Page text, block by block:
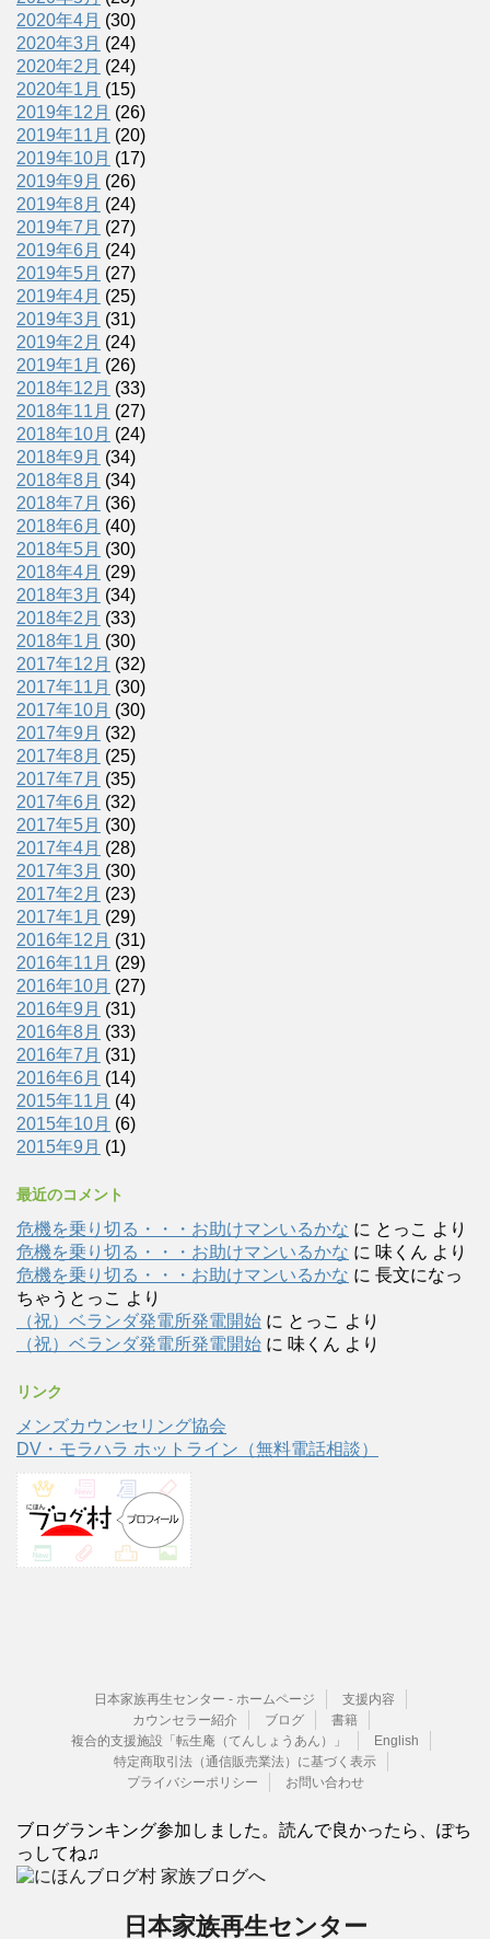
2020年4月 (30)
2020年3月 (24)
2020年2月 (24)
2020年1月 (15)
2019年12月 (26)
2019年11月 (20)
2019年10月 (17)
2019年9月 (26)
2019年8月 (24)
2019年7月 (27)
2019年6月 (24)
2019年5月 (27)
2019年4月 (25)
2019年3月 (31)
2019年2月 (24)
2019年1月 (26)
2018年12月 (33)
2018年11月 (27)
2018年10月 (24)
2018年9月 (34)
2018年8月 (34)
2018年7月 (36)
2018年6月 (40)
2018年5月 (30)
2018年4月 (29)
2018年3月 (34)
2018年2月 (33)
2018年1月 (30)
2017年12月 (32)
2017年11月 (30)
2017年10月 (30)
2017年9月 (32)
2017年8月 (25)
2017年7月 (35)
2017年6月 (32)
2017年5月 (30)
2017年4月 (28)
2017年3月 (30)
2017年2月 (23)
2017年1月 (29)
2016年12月 (31)
2016年11月 (29)
2016年10月 (27)
2016年9月 (31)
2016年8月 (33)
2016年7月 (31)
2016年6月 (14)
2015年11月 (4)
2015年10月 (6)
2015年9月 (1)
最近のコメント
危機を乗り切る・・・お助けマンいるかな に とっこ より
危機を乗り切る・・・お助けマンいるかな に 味くん より
危機を乗り切る・・・お助けマンいるかな に 長文になっ
ちゃうとっこ より
（祝）ベランダ発電所発電開始 に とっこ より
（祝）ベランダ発電所発電開始 に 味くん より
リンク
メンズカウンセリング協会
DV・モラハラ ホットライン（無料電話相談）
日本家族再生センター - ホームページ
支援内容
カウンセラー紹介
ブログ
書籍
複合的支援施設「転生庵（てんしょうあん）」
English
特定商取引法（通信販売業法）に基づく表示
プライバシーポリシー
お問い合わせ
ブログランキング参加しました。読んで良かったら、ぽち
っしてね♫
日本家族再生センター